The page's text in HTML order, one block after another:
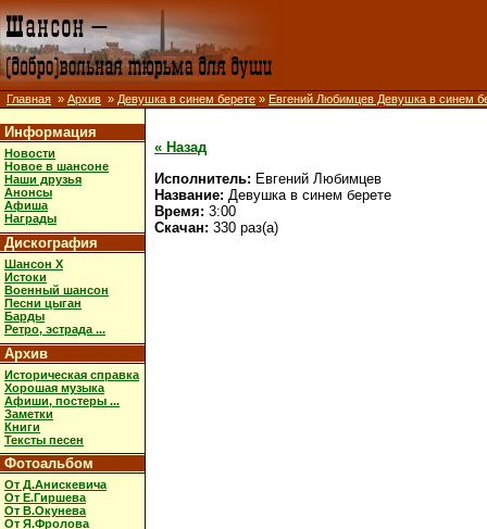
Главная » Архив » Девушка в синем берете » Евгений Любимцев Девушка в синем
Информация
Новости
Новое в шансоне
Наши друзья
Анонсы
Афиша
Награды
Дискография
Шансон X
Истоки
Военный шансон
Песни цыган
Барды
Ретро, эстрада ...
Архив
Историческая справка
Хорошая музыка
Афиши, постеры ...
Заметки
Книги
Тексты песен
Фотоальбом
От Д.Анискевича
От Е.Гиршева
От В.Окунева
От Я.Фролова
« Назад
Исполнитель: Евгений Любимцев
Название: Девушка в синем берете
Время: 3:00
Скачан: 330 раз(а)